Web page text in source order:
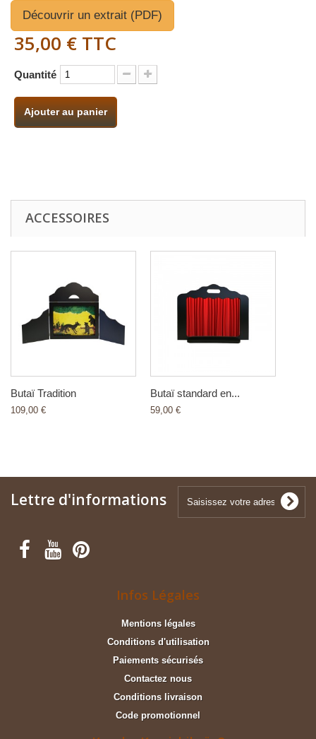
Découvrir un extrait (PDF)
35,00 € TTC
Quantité
Ajouter au panier
ACCESSOIRES
Butaï Tradition
109,00 €
Butaï standard en...
59,00 €
Lettre d'informations
Infos Légales
Mentions légales
Conditions d'utilisation
Paiements sécurisés
Contactez nous
Conditions livraison
Code promotionnel